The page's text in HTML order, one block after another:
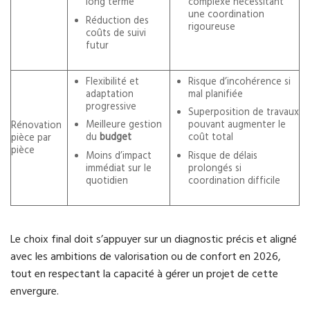
Réduction des
coûts de suivi
futur
une coordination
rigoureuse
Rénovation
pièce par
pièce
Flexibilité et
adaptation
progressive
Meilleure gestion
du budget
Moins d’impact
immédiat sur le
quotidien
Risque d’incohérence si
mal planifiée
Superposition de travaux
pouvant augmenter le
coût total
Risque de délais
prolongés si
coordination difficile
Le choix final doit s’appuyer sur un diagnostic précis et aligné
avec les ambitions de valorisation ou de confort en 2026,
tout en respectant la capacité à gérer un projet de cette
envergure.